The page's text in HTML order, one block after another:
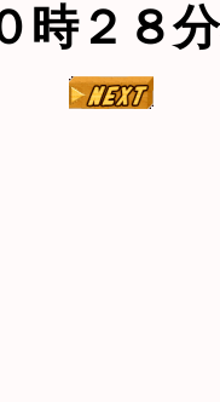
時２８